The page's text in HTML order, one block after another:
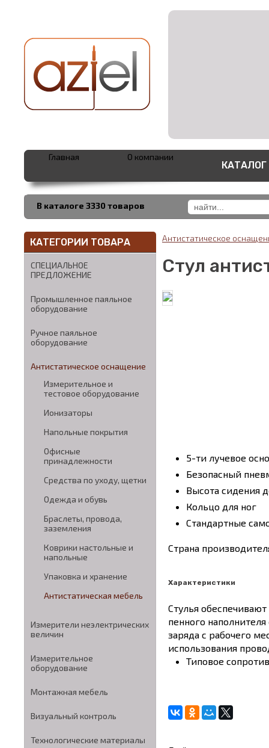
В каталоге 3330 товаров
Главная О компании
КАТАЛОГ
КАТЕГОРИИ ТОВАРА
СПЕЦИАЛЬНОЕ
ПРЕДЛОЖЕНИЕ
Промышленное паяльное
оборудование
Ручное паяльное
оборудование
Антистатическое оснащение
Измерительное и
тестовое оборудование
Ионизаторы
Напольные покрытия
Офисные
принадлежности
Средства по уходу, щетки
Одежда и обувь
Браслеты, провода,
заземления
Коврики настольные и
напольные
Упаковка и хранение
Антистатическая мебель
Измерители неэлектрических
величин
Измерительное
оборудование
Монтажная мебель
Визуальный контроль
Технологические материалы
Антистатическое
Стул
5-ти лучевое
Безопасный
Высота сидения
Кольцо для ног
Стандартные
Страна
Характеристики
Cтулья
пенного
заряда с рабочего
использования
Типовое